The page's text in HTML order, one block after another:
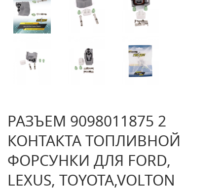
РАЗЪЕМ 9098011875 2
КОНТАКТА ТОПЛИВНОЙ
ФОРСУНКИ ДЛЯ FORD,
LEXUS, TOYOTA,VOLTON